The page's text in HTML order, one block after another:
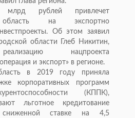
рублей привлечет
область на экспортно
Об этом заявил
области Глеб Никитин,
нацпроекта
и экспорт» в регионе.
в 2019 году приняла
корпоративных программ
(КППК),
льготное кредитование
ставке на 4,5